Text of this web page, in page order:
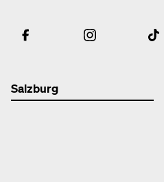
Salzburg